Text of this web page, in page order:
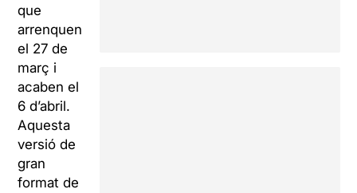
que
arrenquen
el 27 de
març i
acaben el
6 d’abril.
Aquesta
versió de
gran
format de